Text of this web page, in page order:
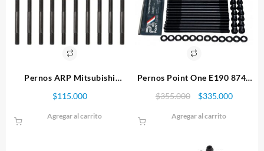
Pernos ARP Mitsubishi
$115.000
Agregar al carrito
Pernos Point One E190 8740
Subaru Culata Ej20-5
$355.000
El
original
$355.000.
$335.000El
Agregar al carrito